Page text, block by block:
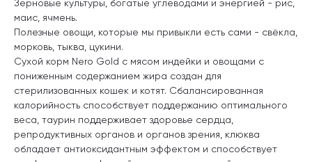
Зерновые культуры, богатые углеводами и энергией - рис,
маис, ячмень.
Полезные овощи, которые мы привыкли есть сами - свёкла,
морковь, тыква, цукини.
Сухой корм Nero Gold с мясом индейки и овощами с
пониженным содержанием жира создан для
стерилизованных кошек и котят. Сбалансированная
калорийность способствует поддержанию оптимального
веса, таурин поддерживает здоровье сердца,
репродуктивных органов и органов зрения, клюква
обладает антиоксидантным эффектом и способствует